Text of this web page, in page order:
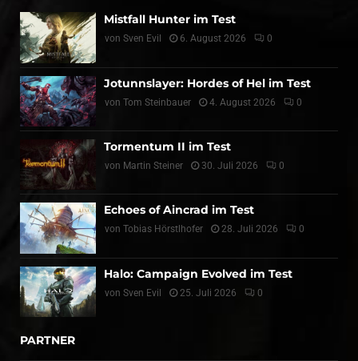
Mistfall Hunter im Test
von Sven Evil 6. August 2026 0
Jotunnslayer: Hordes of Hel im Test
von Tom Steinbauer 4. August 2026 0
Tormentum II im Test
von Martin Steiner 30. Juli 2026 0
Echoes of Aincrad im Test
von Tobias Hörstlhofer 28. Juli 2026 0
Halo: Campaign Evolved im Test
von Sven Evil 25. Juli 2026 0
PARTNER